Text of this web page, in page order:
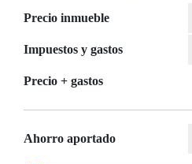
Precio inmueble
Impuestos y gastos
Precio + gastos
Ahorro aportado